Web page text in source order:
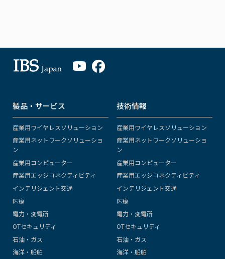
製品・サービス
産業用ワイヤレスソリューション
産業用ネットワークソリューショ
ン
産業用コンピューター
産業用エッジコネクティビティ
インテリジェント交通
医療
電力・変電所
OTセキュリティ
石油・ガス
海洋・船舶
技術情報
産業用ワイヤレスソリューション
産業用ネットワークソリューショ
ン
産業用コンピューター
産業用エッジコネクティビティ
インテリジェント交通
医療
電力・変電所
OTセキュリティ
石油・ガス
海洋・船舶